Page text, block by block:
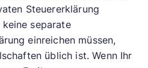
Steuererklärung
separate
einreichen müssen,
üblich ist. Wenn Ihr